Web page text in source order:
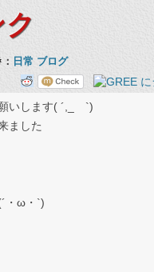
： 日常 ブログ
いします( ´,_ゝ`)
ました
・ω・`)